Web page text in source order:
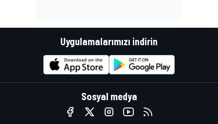
Uygulamalarımızı indirin
Sosyal medya